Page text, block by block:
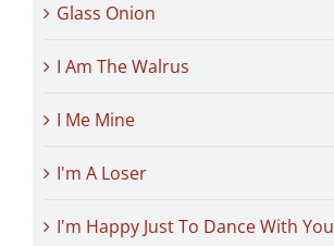
Glass Onion
I Am The Walrus
I Me Mine
I'm A Loser
I'm Happy Just To Dance With You